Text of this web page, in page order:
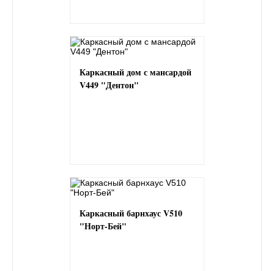
Каркасный дом с мансардой
V449 "Дентон"
Каркасный барнхаус V510
"Норт-Бей"